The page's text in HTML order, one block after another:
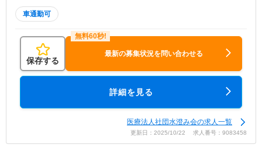
車通勤可
保存する
最新の募集状況を問い合わせる
詳細を見る
医療法人社団水澄み会の求人一覧
更新日：2025/10/22 求人番号：9083458